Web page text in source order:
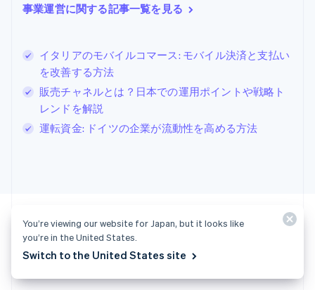
事業運営に関する記事一覧を見る
イタリアのモバイルコマース: モバイル決済と支払い
を改善する方法
販売チャネルとは？日本での運用ポイントや戦略ト
レンドを解説
運転資金: ドイツの企業が流動性を高める方法
今すぐ始めましょう
ジブラルタル
English 简体中文
スイス
DeutschFrançaisItaliano
スウェーデン
SvenskaEnglish
スペイン
EspañolEnglish
ไทย English
チェコ共和国
デンマーク
You’re viewing our website for Japan, but it looks like
you’re in the United States.
Switch to the United States site